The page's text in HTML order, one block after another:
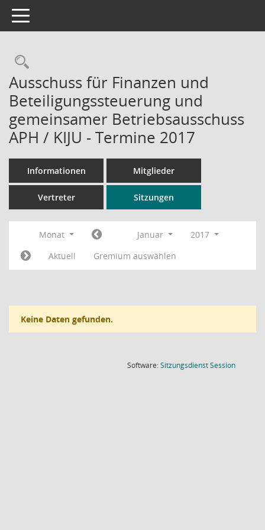
Toggle navigation
Rechercheauswahl
Ausschuss für Finanzen und
Beteiligungssteuerung und
gemeinsamer Betriebsausschuss
APH / KIJU - Termine 2017
Informationen Mitglieder
Vertreter Sitzungen
Monat Januar
2017
Aktuell
Gremium auswählen
Keine Daten gefunden.
Software:SitzungsdienstSession(Wird in